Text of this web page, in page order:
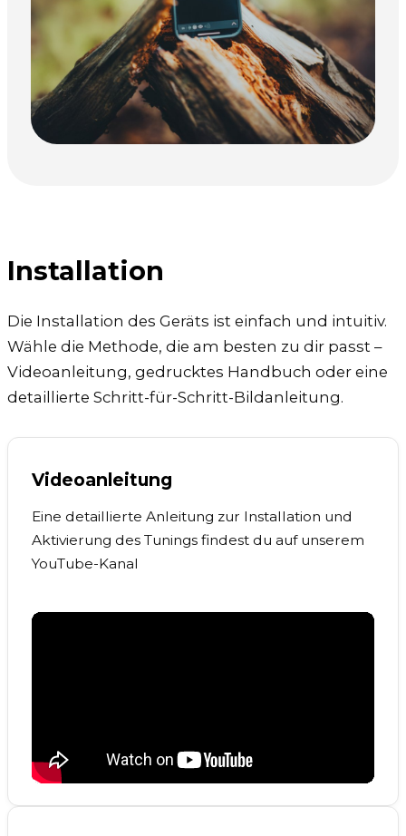
Installation
Die Installation des Geräts ist einfach und intuitiv.
Wähle die Methode, die am besten zu dir passt –
Videoanleitung, gedrucktes Handbuch oder eine
detaillierte Schritt-für-Schritt-Bildanleitung.
Videoanleitung
Eine detaillierte Anleitung zur Installation und
Aktivierung des Tunings findest du auf unserem
YouTube-Kanal